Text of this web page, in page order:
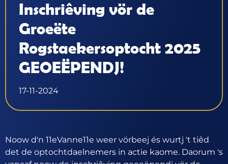
Inschriêving vör de
Groeëte
Rogstaekersoptocht 2025
GEOEËPENDJ!
17-11-2024
Noow d'n 11eVanne11e weer vörbeej és wurtj 't tiêd
det de optochtdaelnemers in actie kaome. Daorum 's